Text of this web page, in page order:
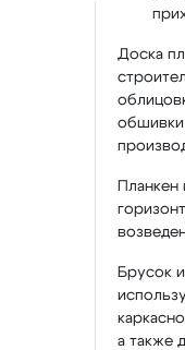
Доска
обшивки
Планкен
Брусок
а также